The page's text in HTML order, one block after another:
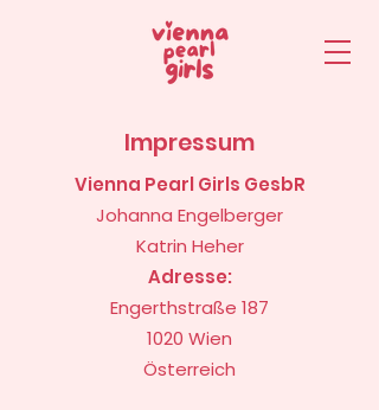
Impressum
Vienna Pearl Girls GesbR
Johanna Engelberger
Katrin Heher
Adresse:
Engerthstraße 187
1020 Wien
Österreich